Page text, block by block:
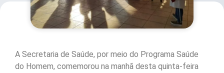
A Secretaria de Saúde, por meio do Programa Saúde
do Homem, comemorou na manhã desta quinta-feira